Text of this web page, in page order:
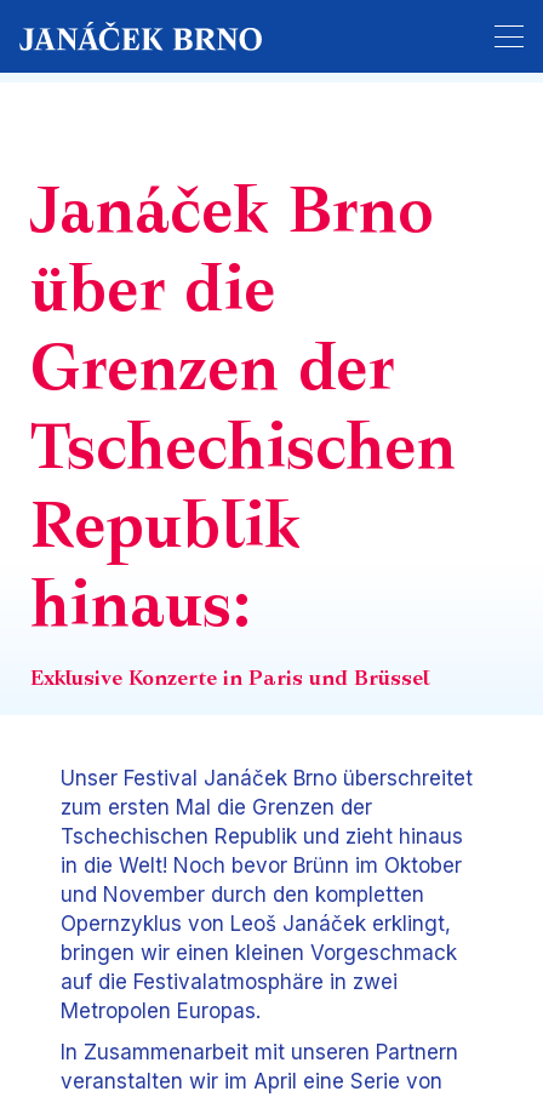
Der Ticketverkauf für das gesamte Festival hat
begonnen!
Janáček Brno
über die
Grenzen der
Tschechischen
Republik
hinaus:
Exklusive Konzerte in Paris und Brüssel
Unser Festival Janáček Brno überschreitet
zum ersten Mal die Grenzen der
Tschechischen Republik und zieht hinaus
in die Welt! Noch bevor Brünn im Oktober
und November durch den kompletten
Opernzyklus von Leoš Janáček erklingt,
bringen wir einen kleinen Vorgeschmack
auf die Festivalatmosphäre in zwei
Metropolen Europas.
In Zusammenarbeit mit unseren Partnern
veranstalten wir im April eine Serie von